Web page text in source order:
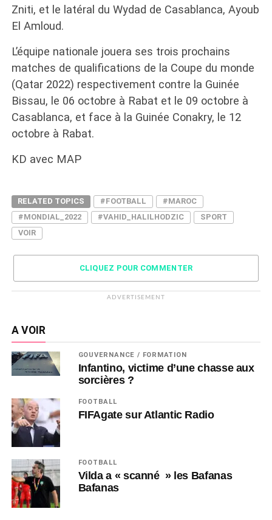
Zniti, et le latéral du Wydad de Casablanca, Ayoub
El Amloud.
L’équipe nationale jouera ses trois prochains
matches de qualifications de la Coupe du monde
(Qatar 2022) respectivement contre la Guinée
Bissau, le 06 octobre à Rabat et le 09 octobre à
Casablanca, et face à la Guinée Conakry, le 12
octobre à Rabat.
KD avec MAP
RELATED TOPICS #FOOTBALL
#MAROC
#MONDIAL_2022
#VAHID_HALILHODZIC
SPORT
VOIR
CLIQUEZ POUR COMMENTER
ADVERTISEMENT
A VOIR
GOUVERNANCE / FORMATION
Infantino, victime d’une chasse aux
sorcières ?
FOOTBALL
FIFAgate sur Atlantic Radio
FOOTBALL
Vilda a « scanné » les Bafanas
Bafanas